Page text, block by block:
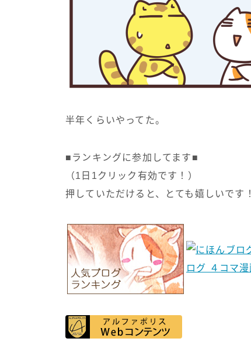
半年くらいやってた。
■ランキングに参加してます■
（1日1クリック有効です！）
押していただけると、とても嬉しいです！